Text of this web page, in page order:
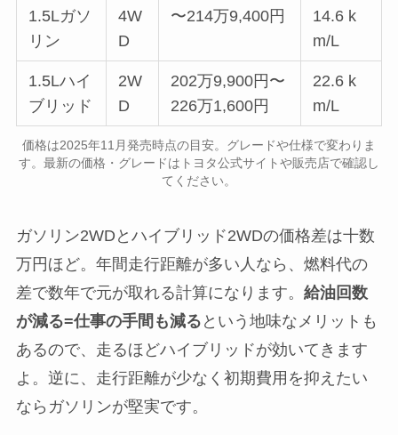
1.5Lガソ
リン
4W
D
〜214万9,400円
14.6 k
m/L
1.5Lハイ
ブリッド
2W
D
202万9,900円〜
226万1,600円
22.6 k
m/L
価格は2025年11月発売時点の目安。グレードや仕様で変わりま
す。最新の価格・グレードはトヨタ公式サイトや販売店で確認し
てください。
ガソリン2WDとハイブリッド2WDの価格差は十数
万円ほど。年間走行距離が多い人なら、燃料代の
差で数年で元が取れる計算になります。 給油回数
が減る=仕事の手間も減る という地味なメリットも
あるので、走るほどハイブリッドが効いてきます
よ。逆に、走行距離が少なく初期費用を抑えたい
ならガソリンが堅実です。